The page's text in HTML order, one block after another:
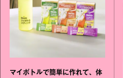
マイボトルで簡単に作れて、体